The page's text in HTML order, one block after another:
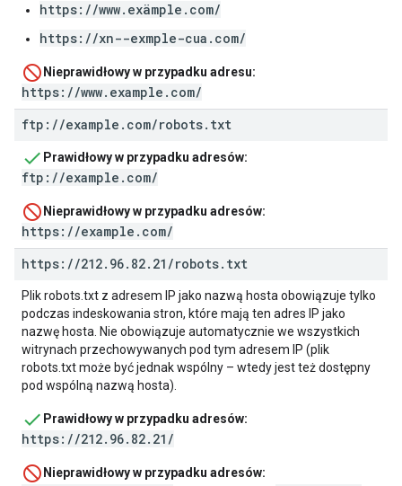
https://www.exämple.com/
https://xn--exmple-cua.com/
Nieprawidłowy w przypadku adresu:
https://www.example.com/
ftp: //example . com/robots. txt
Prawidłowy w przypadku adresów:
ftp://example.com/
Nieprawidłowy w przypadku adresów:
https://example.com/
https: //212. 96. 82. 21 /robots. txt
Plik robots.txt z adresem IP jako nazwą hosta obowiązuje tylko
podczas indeskowania stron, które mają ten adres IP jako
nazwę hosta. Nie obowiązuje automatycznie we wszystkich
witrynach przechowywanych pod tym adresem IP (plik
robots.txt może być jednak wspólny – wtedy jest też dostępny
pod wspólną nazwą hosta).
Prawidłowy w przypadku adresów:
https://212.96.82.21/
Nieprawidłowy w przypadku adresów: